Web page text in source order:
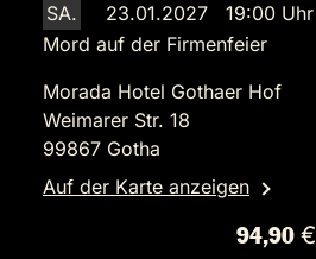
SA.
23.01.2027 19:00 Uhr
Mord auf der Firmenfeier
Morada Hotel Gothaer Hof
Weimarer Str. 18
99867 Gotha
Auf der Karte anzeigen
94,90 €